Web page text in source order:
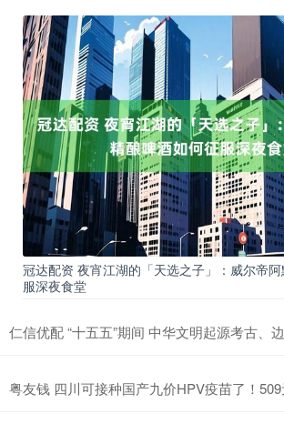
冠达配资 夜宵江湖的「天选之子」：威尔帝
服深夜食堂
仁信优配 “十五五”期间 中华文明起源考古、
粤友钱 四川可接种国产九价HPV疫苗了！